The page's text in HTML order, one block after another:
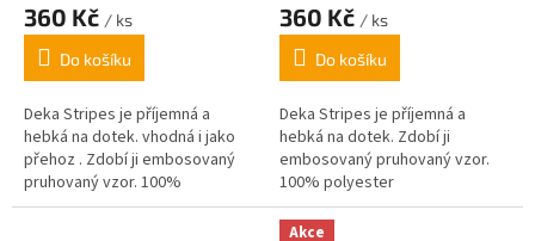
360 Kč / ks
Do košíku
Deka Stripes je příjemná a
hebká na dotek. vhodná i jako
přehoz . Zdobí ji embosovaný
pruhovaný vzor. 100%
polyester
360 Kč / ks
Do košíku
Deka Stripes je příjemná a
hebká na dotek. Zdobí ji
embosovaný pruhovaný vzor.
100% polyester
Akce